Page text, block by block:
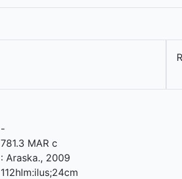
-
781.3 MAR c
: Araska., 2009
112hlm:ilus;24cm